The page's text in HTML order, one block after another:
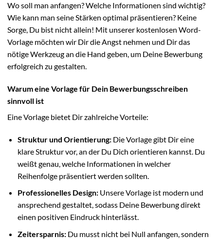
Wo soll man anfangen? Welche Informationen sind wichtig?
Wie kann man seine Stärken optimal präsentieren? Keine
Sorge, Du bist nicht allein! Mit unserer kostenlosen Word-
Vorlage möchten wir Dir die Angst nehmen und Dir das
nötige Werkzeug an die Hand geben, um Deine Bewerbung
erfolgreich zu gestalten.
Warum eine Vorlage für Dein Bewerbungsschreiben
sinnvoll ist
Eine Vorlage bietet Dir zahlreiche Vorteile:
Struktur und Orientierung:Die Vorlage gibt Dir eine
klare Struktur vor, an der Du Dich orientieren kannst. Du
weißt genau, welche Informationen in welcher
Reihenfolge präsentiert werden sollten.
Professionelles Design:Unsere Vorlage ist modern und
ansprechend gestaltet, sodass Deine Bewerbung direkt
einen positiven Eindruck hinterlässt.
Zeitersparnis:Du musst nicht bei Null anfangen, sondern